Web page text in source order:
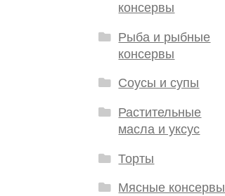
консервы
Рыба и рыбные
консервы
Соусы и супы
Растительные
масла и уксус
Торты
Мясные консервы